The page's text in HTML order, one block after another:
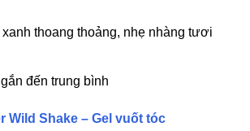
thoang thoảng, nhẹ nhàng tươi
đến trung bình
Wild Shake – Gel vuốt tóc